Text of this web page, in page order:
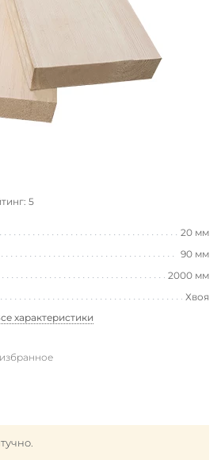
5
20 мм
90 мм
2000 мм
Хвоя
характеристики